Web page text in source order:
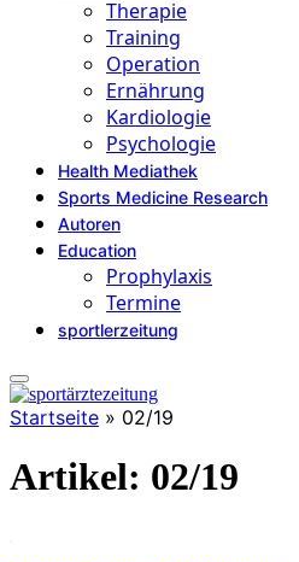
Therapie
Training
Operation
Ernährung
Kardiologie
Psychologie
Health Mediathek
Sports Medicine Research
Autoren
Education
Prophylaxis
Termine
sportlerzeitung
Startseite » 02/19
Artikel: 02/19